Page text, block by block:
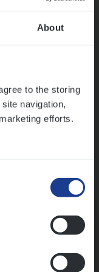
About
to the storing
navigation,
efforts.